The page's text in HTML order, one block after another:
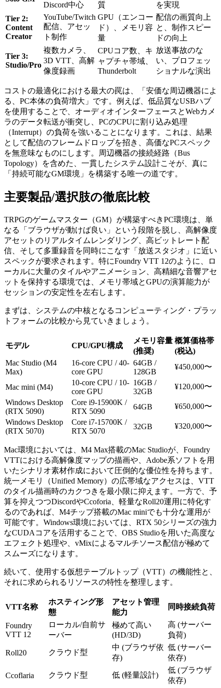
Discord中心 質
を実現
Tier 2:
Content
Creator
YouTube/Twitch
配信、アセッ
ト制作
GPU（エンコー
ド）、メモリ容
量
配信の画質向上
と、制作スピー
ドの向上
Tier 3:
Studio/Pro
複数カメラ、
3D VTT、高解
像度録画
CPUコア数、キ
ャプチャ帯域、
Thunderbolt
放送事故のな
い、プロフェッ
ショナルな演出
コストの最適化における最大の罠は、「安価な周辺機器によ
る、PC本体の負荷増大」です。例えば、低品質なUSBハブ
を使用することで、オーディオインターフェースとWebカメ
ラのデータ転送が衝突し、PCのCPUに割り込み処理
（Interrupt）の負荷を強いることになります。これは、結果
として配信のフレームドロップを招き、高価なPCスペック
を無意味なものにします。周辺機器の接続経路（Bus
Topology）を含めた、一貫したシステム設計こそが、真に
「持続可能なGM環境」を構築する唯一の道です。
主要製品/選択肢の徹底比較
TRPGのゲームマスター（GM）が構築すべきPC環境は、単
なる「ブラウザが動けば良い」という段階を脱し、高解像度
アセットのリアルタイムレンダリング、高ビットレート配
信、そして多重録音を同時にこなす「放送スタジオ」に近い
スペックが要求されます。特にFoundry VTT 12のように、ロ
ーカルに大量のタイルやアニメーション、高精細な音響アセ
ットを保持する環境では、メモリ帯域とGPUの演算能力が
セッションの安定性を左右します。
まずは、システムの中核となるコンピューティング・プラッ
トフォームの比較から見ていきましょう。
モデル CPU/GPU構成
メモリ容量
(推奨)
概算価格帯
(税込)
Mac Studio (M4
Max)
16-core CPU / 40-
core GPU
64GB /
128GB
¥450,000〜
Mac mini (M4)
10-core CPU / 10-
core GPU
16GB /
32GB
¥120,000〜
Windows Desktop
(RTX 5090)
Core i9-15900K /
RTX 5090
64GB
¥650,000〜
Windows Desktop
(RTX 5070)
Core i7-15700K /
RTX 5070
32GB ¥320,000〜
Mac環境においては、M4 Max搭載のMac Studioが、Foundry
VTTにおける高解像度マップの描画や、Adobe系ソフトを用
いたシナリオ素材作成において圧倒的な優位性を持ちます。
統一メモリ（Unified Memory）の広帯域なアクセスは、VTT
のタイル描画時のカクつきを最小限に抑えます。一方で、予
算を抑えつつDiscordやCcoforia、軽量なRoll20運用に特化す
るのであれば、M4チップ搭載のMac miniでも十分な運用が
可能です。Windows環境においては、RTX 50シリーズの強力
なCUDAコアを活用することで、OBS Studioを用いた高度な
エフェクト処理や、vMixによるマルチソース配信が極めて
スムーズになります。
続いて、使用する仮想テーブルトップ（VTT）の機能性と、
それに求められるリソースの特性を整理します。
VTT名称
ホスティング形
態
アセット管理
能力
同時接続負荷
Foundry
VTT 12
ローカル/自前サ
ーバー
極めて高い
(HD/3D)
高 (サーバー
負荷)
Roll20 クラウド型
中 (ブラウザ依
存)
低 (サーバー
依存)
Ccoflaria クラウド型 低 (軽量設計)
低 (ブラウザ
依存)